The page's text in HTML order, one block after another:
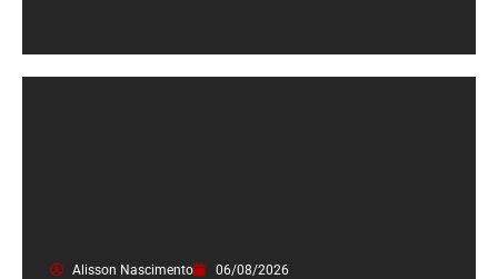
Alisson Nascimento 06/08/2026